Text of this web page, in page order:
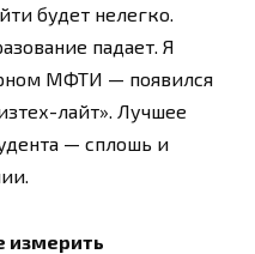
будет нелегко.
падает. Я
МФТИ — появился
лайт». Лучшее
— сплошь и
измерить